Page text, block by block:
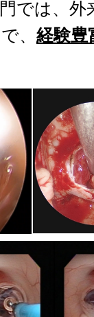
では、
、 経験豊